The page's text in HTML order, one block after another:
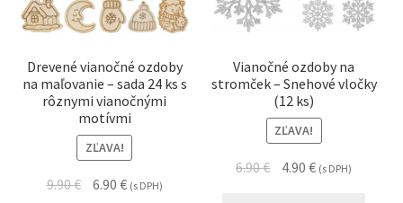
Drevené vianočné ozdoby
na maľovanie – sada 24 ks s
rôznymi vianočnými
motívmi
ZĽAVA!
9.90€ 6.90 € (s DPH)
Vianočné ozdoby na
stromček – Snehové vločky
(12 ks)
ZĽAVA!
6.90€ 4.90€ (s DPH)